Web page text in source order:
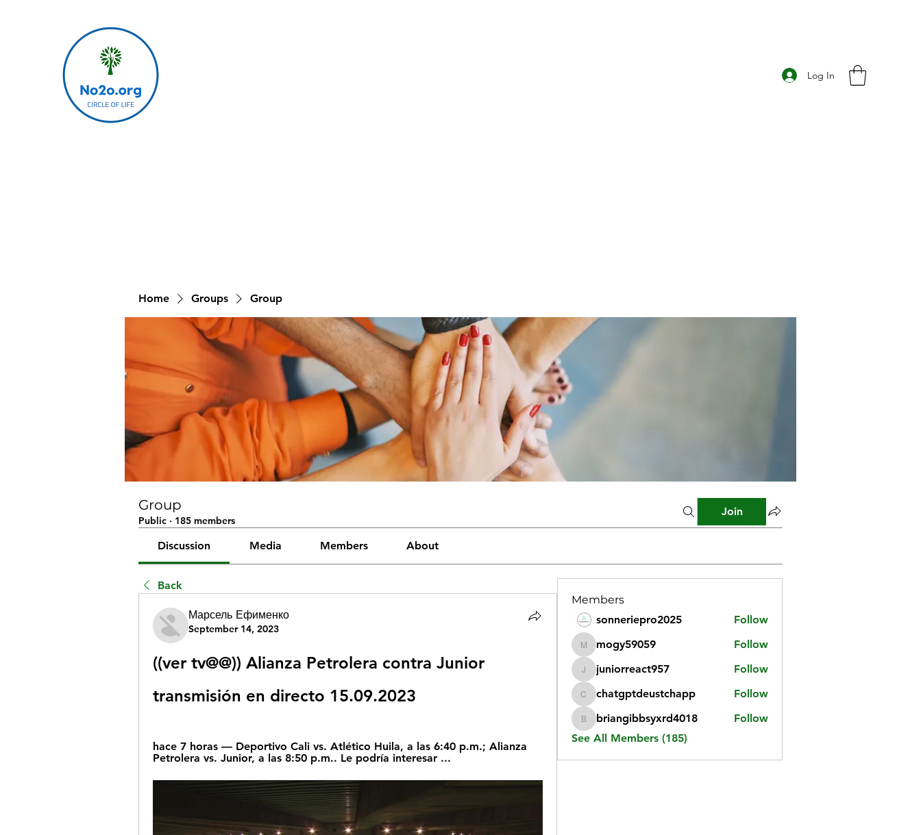
Log In
Home Groups Group
Group
Public · 185 members
Join
Discussion Media Members About
Back
Марсель Ефименко
September 14, 2023
((ver tv@@)) Alianza Petrolera contra Junior
transmisión en directo 15.09.2023
hace 7 horas — Deportivo Cali vs. Atlético Huila, a las 6:40 p.m.; Alianza
Petrolera vs. Junior, a las 8:50 p.m.. Le podría interesar ...
Members
sonneriepro2025
Follow
mogy59059
mogy59059 Follow
juniorreact957
juniorreact957 Follow
chatgptdeustchapp
chatgptdeustchapp Follow
briangibbsyxrd4018
briangibbsyxrd4018
Follow
See All Members (185)